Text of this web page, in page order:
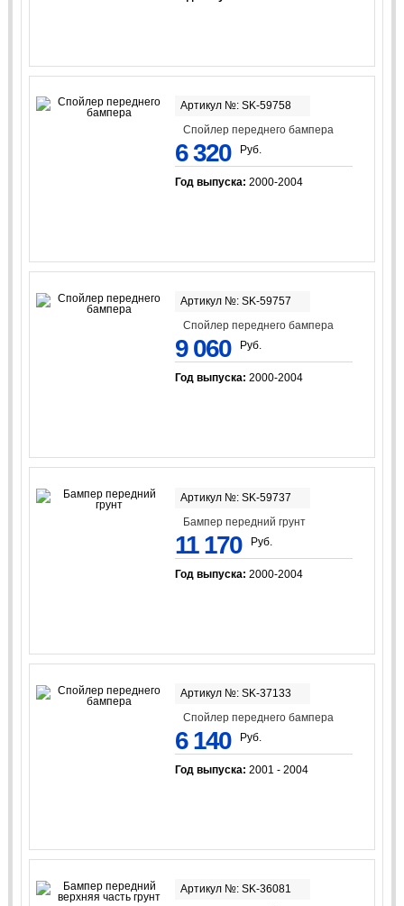
Артикул №: SK-59758
Спойлер переднего бампера
6 320 Руб.
Год выпуска: 2000-2004
Артикул №: SK-59757
Спойлер переднего бампера
9 060 Руб.
Год выпуска: 2000-2004
Артикул №: SK-59737
Бампер передний грунт
11 170 Руб.
Год выпуска: 2000-2004
Артикул №: SK-37133
Спойлер переднего бампера
6 140 Руб.
Год выпуска: 2001 - 2004
Артикул №: SK-36081